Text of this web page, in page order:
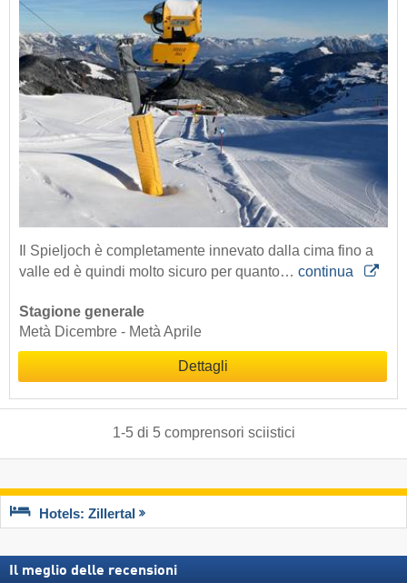
Il Spieljoch è completamente innevato dalla cima fino a
valle ed è quindi molto sicuro per quanto… continua
Stagione generale
Metà Dicembre - Metà Aprile
Dettagli
1-5di 5 comprensori sciistici
Hotels: Zillertal
Il meglio delle recensioni